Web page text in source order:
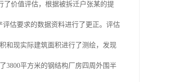
价值评估，根据被拆迁户张某的提
估要求的数据资料进行了更正。评估
和现实际建筑面积进行了测绘，发现
3800平方米的钢结构厂房四周外围半